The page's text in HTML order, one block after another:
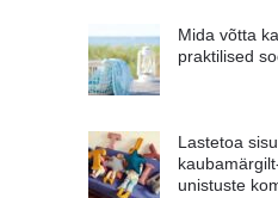
Mida võtta
praktilised
Lastetoa
unistuste